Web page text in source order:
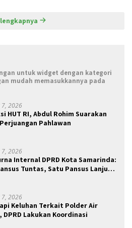
untuk widget dengan kategori
mudah memasukkannya pada
7, 2026
HUT RI, Abdul Rohim Suarakan
Pahlawan
7, 2026
Internal DPRD Kota Samarinda:
Tuntas, Satu Pansus Lanjut
7, 2026
Keluhan Terkait Polder Air
DPRD Lakukan Koordinasi